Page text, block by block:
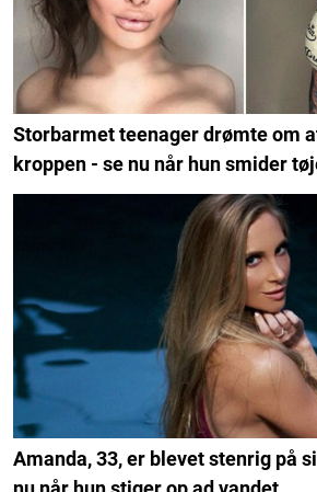
Storbarmet teenager drømte om
kroppen - se nu når hun smider
Amanda, 33, er blevet stenrig på